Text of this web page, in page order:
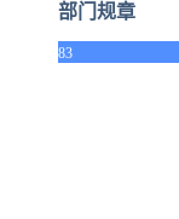
部门规章
83